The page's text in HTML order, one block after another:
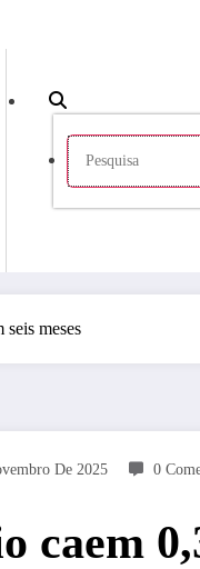
meses
De 2025 0
caem